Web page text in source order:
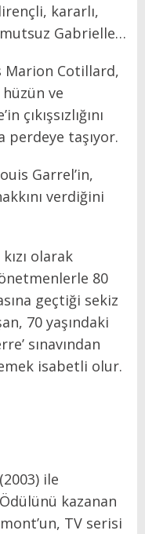
kararlı,
Gabrielle…
Marion Cotillard,
ve
çıkışsızlığını
taşıyor.
Garrel’in,
verdiğini
olarak
80
geçtiği sekiz
70 yaşındaki
sınavından
isabetli olur.
ile
kazanan
TV serisi